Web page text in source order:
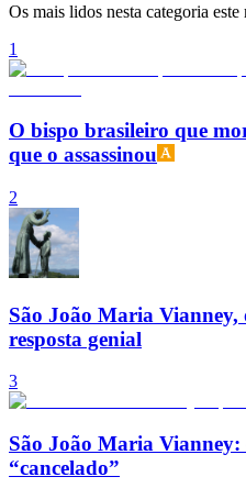
Os mais lidos nesta categoria este
1
O bispo brasileiro que
que o assassinou
2
São João Maria Vianney,
resposta genial
3
São João Maria Vianney:
“cancelado”